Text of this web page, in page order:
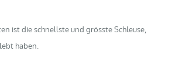
ist die schnellste und grösste Schleuse,
haben.